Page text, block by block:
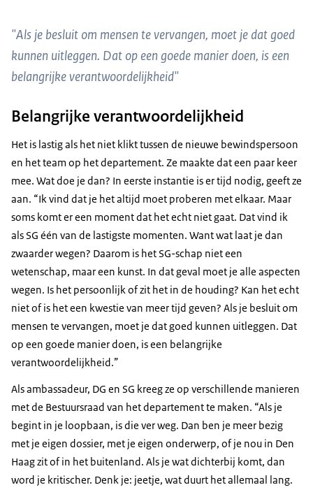
"Als je besluit om mensen te vervangen, moet je dat goed
kunnen uitleggen. Dat op een goede manier doen, is een
belangrijke verantwoordelijkheid"
Belangrijke verantwoordelijkheid
Het is lastig als het niet klikt tussen de nieuwe bewindspersoon
en het team op het departement. Ze maakte dat een paar keer
mee. Wat doe je dan? In eerste instantie is er tijd nodig, geeft ze
aan. “Ik vind dat je het altijd moet proberen met elkaar. Maar
soms komt er een moment dat het echt niet gaat. Dat vind ik
als SG één van de lastigste momenten. Want wat laat je dan
zwaarder wegen? Daarom is het SG-schap niet een
wetenschap, maar een kunst. In dat geval moet je alle aspecten
wegen. Is het persoonlijk of zit het in de houding? Kan het echt
niet of is het een kwestie van meer tijd geven? Als je besluit om
mensen te vervangen, moet je dat goed kunnen uitleggen. Dat
op een goede manier doen, is een belangrijke
verantwoordelijkheid.”
Als ambassadeur, DG en SG kreeg ze op verschillende manieren
met de Bestuursraad van het departement te maken. “Als je
begint in je loopbaan, is die ver weg. Dan ben je meer bezig
met je eigen dossier, met je eigen onderwerp, of je nou in Den
Haag zit of in het buitenland. Als je wat dichterbij komt, dan
word je kritischer. Denk je: jeetje, wat duurt het allemaal lang.